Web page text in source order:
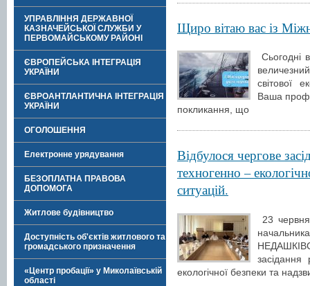
УПРАВЛІННЯ ДЕРЖАВНОЇ
КАЗНАЧЕЙСЬКОЇ СЛУЖБИ У
ПЕРВОМАЙСЬКОМУ РАЙОНІ
ЄВРОПЕЙСЬКА ІНТЕГРАЦІЯ
УКРАЇНИ
ЄВРОАНТЛАНТИЧНА ІНТЕГРАЦІЯ
УКРАЇНИ
ОГОЛОШЕННЯ
Електронне урядування
БЕЗОПЛАТНА ПРАВОВА
ДОПОМОГА
Житлове будівництво
Доступність об'єктів житлового та
громадського призначення
«Центр пробації» у Миколаївській
області
Щиро вітаю вас із
Сьогодні
світової
Ваша
покликання, що
Відбулося чергове
техногенно –
ситуацій.
23
засідання
екологічної безпеки та